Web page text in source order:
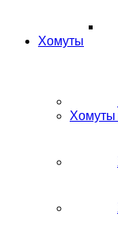
Хомуты
Хомуты